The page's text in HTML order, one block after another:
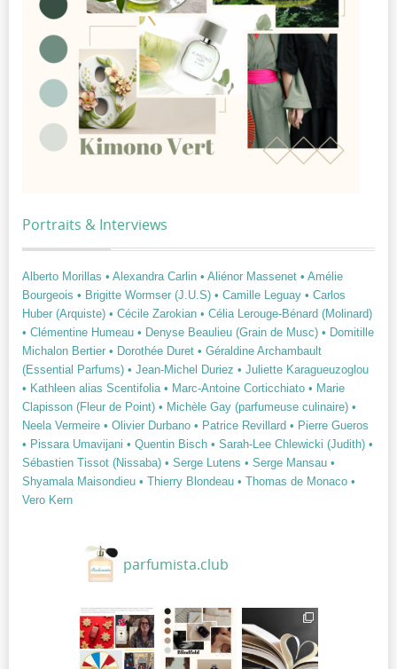
Portraits & Interviews
Alberto Morillas • Alexandra Carlin • Aliénor Massenet • Amélie
Bourgeois • Brigitte Wormser (J.U.S) • Camille Leguay • Carlos
Huber (Arquiste) • Cécile Zarokian • Célia Lerouge-Bénard (Molinard)
• Clémentine Humeau • Denyse Beaulieu (Grain de Musc) • Domitille
Michalon Bertier • Dorothée Duret • Géraldine Archambault
(Essential Parfums) • Jean-Michel Duriez • Juliette Karagueuzoglou
• Kathleen alias Scentifolia • Marc-Antoine Corticchiato • Marie
Clapisson (Fleur de Point) • Michèle Gay (parfumeuse culinaire) •
Neela Vermeire • Olivier Durbano • Patrice Revillard • Pierre Gueros
• Pissara Umavijani • Quentin Bisch • Sarah-Lee Chlewicki (Judith) •
Sébastien Tissot (Nissaba) • Serge Lutens • Serge Mansau •
Shyamala Maisondieu • Thierry Blondeau • Thomas de Monaco •
Vero Kern
parfumista.club